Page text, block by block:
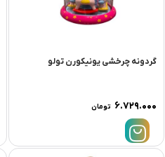
گردونه چرخشی یونیکورن تولو
۶.۷۲۹.۰۰۰ تومان